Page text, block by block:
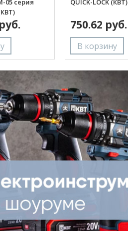
05 серия
QUICK-LOCK (КВТ)
750.62 руб.